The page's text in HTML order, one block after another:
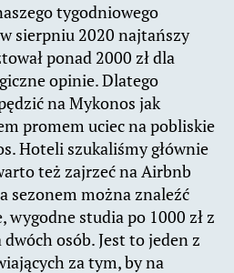
tygodniowego
sierpniu 2020 najtańszy
ponad 2000 zł dla
opinie. Dlatego
na Mykonos jak
promem uciec na pobliskie
Hoteli szukaliśmy głównie
też zajrzeć na Airbnb
sezonem można znaleźć
wygodne studia po 1000 zł z
osób. Jest to jeden z
za tym, by na